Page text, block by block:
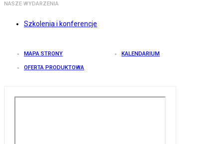
NASZE WYDARZENIA
Szkolenia i konferencje
MAPA STRONY KALENDARIUM
OFERTA PRODUKTOWA